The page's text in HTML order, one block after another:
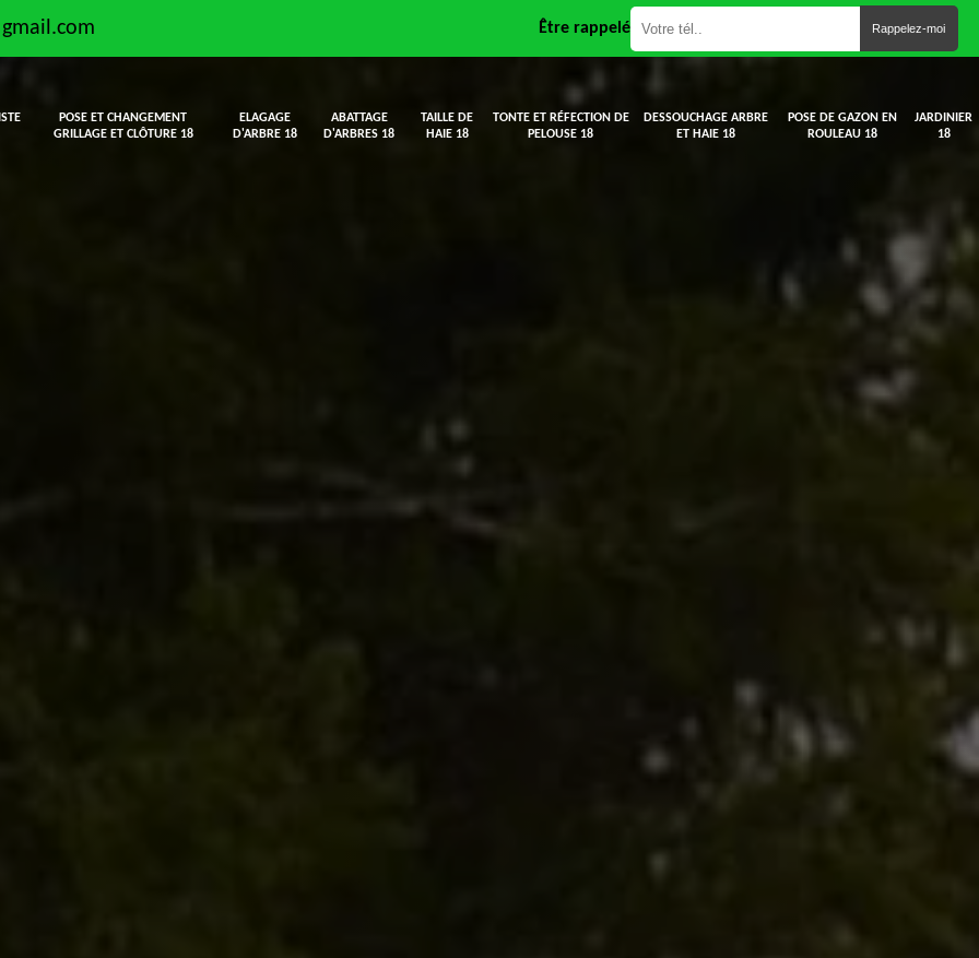
Être rappelé
POSE ET CHANGEMENT
GRILLAGE ET CLÔTURE 18
ELAGAGE
D'ARBRE 18
ABATTAGE
D'ARBRES 18
TAILLE DE
HAIE 18
TONTE ET RÉFECTION DE
PELOUSE 18
DESSOUCHAGE ARBRE
ET HAIE 18
POSE DE GAZON EN
ROULEAU 18
JARDINIER
18